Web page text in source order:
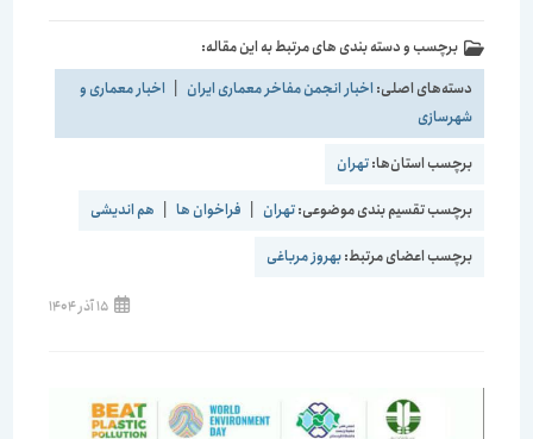
برچسب و دسته بندی های مرتبط به این مقاله:
دسته‌های اصلی:اخبار انجمن مفاخر معماری ایران |
اخبار معماری و
شهرسازی
برچسب استان‌ها:تهران
برچسب تقسیم بندی موضوعی:تهران | فراخوان ها | هم اندیشی
برچسب اعضای مرتبط:بهروز مرباغی
نوشته
منتشر
15 آذر 1404